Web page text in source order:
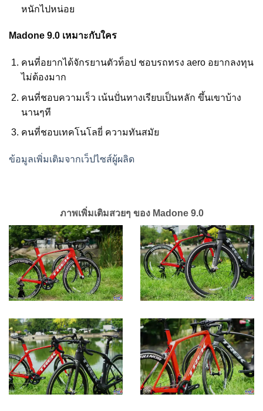
หนักไปหน่อย
Madone 9.0 เหมาะกับใคร
คนที่อยากได้จักรยานตัวท็อป ชอบรถทรง aero อยากลงทุน
ไม่ต้องมาก
คนที่ชอบความเร็ว เน้นปั่นทางเรียบเป็นหลัก ขึ้นเขาบ้าง
นานๆที
คนที่ชอบเทคโนโลยี่ ความทันสมัย
ข้อมูลเพิ่มเติมจากเว็ปไซส์ผู้ผลิด
ภาพเพิ่มเติมสวยๆ ของ Madone 9.0